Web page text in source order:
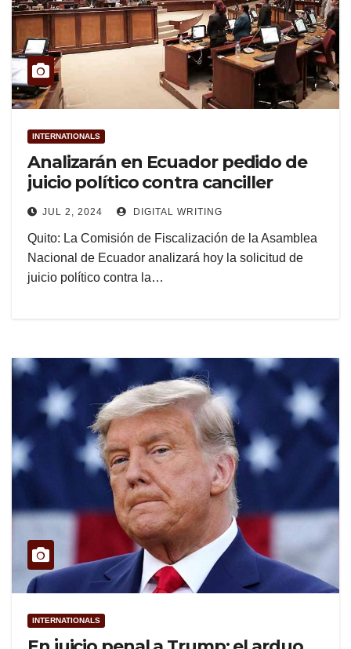
INTERNATIONALS
Analizarán en Ecuador pedido de
juicio político contra canciller
JUL 2, 2024 DIGITAL WRITING
Quito: La Comisión de Fiscalización de la Asamblea
Nacional de Ecuador analizará hoy la solicitud de
juicio político contra la…
INTERNATIONALS